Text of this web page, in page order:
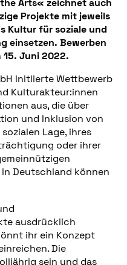
Arts« zeichnet auch
Projekte mit jeweils
Kultur für soziale und
einsetzen. Bewerben
Juni 2022.
initiierte Wettbewerb
Kulturakteur:innen
aus, die über
und Inklusion von
Lage, ihres
oder ihrer
Deutschland können
ausdrücklich
ihr ein Konzept
Die
sein und das